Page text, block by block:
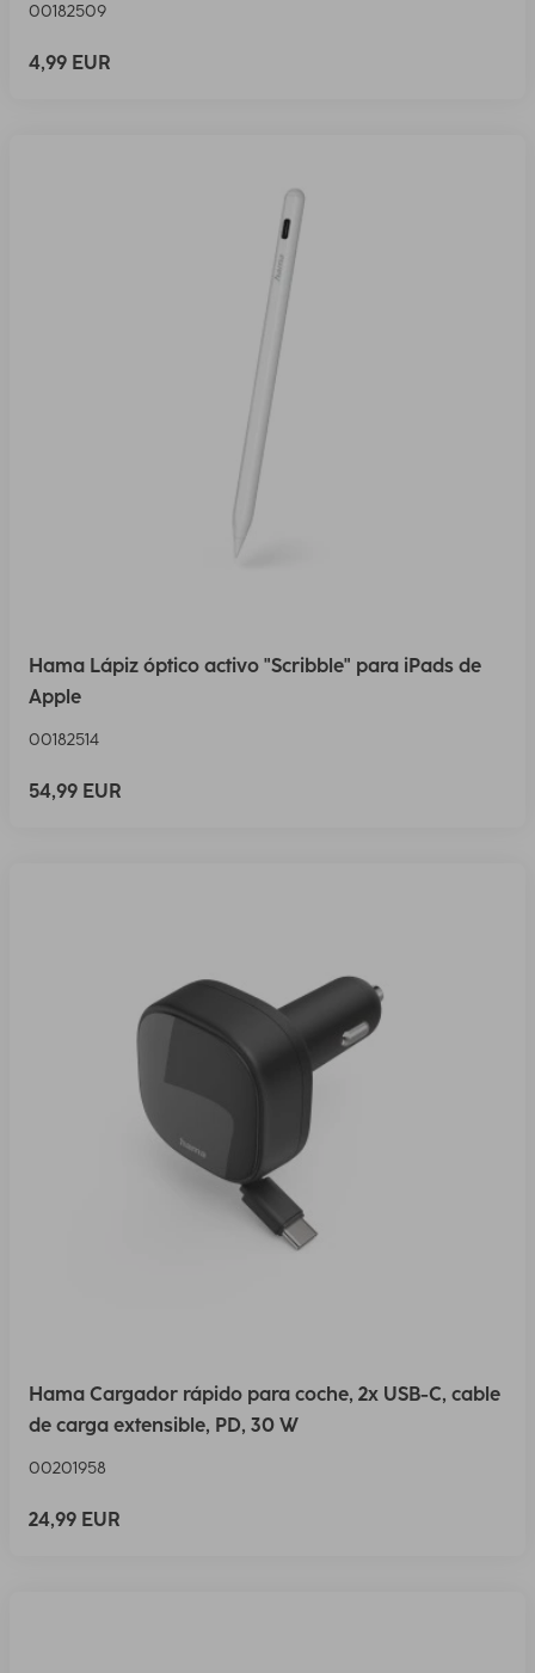
00182509
4,99 EUR
Hama Lápiz óptico activo "Scribble" para iPads de
Apple
00182514
54,99 EUR
Hama Cargador rápido para coche, 2x USB-C, cable
de carga extensible, PD, 30 W
00201958
24,99 EUR